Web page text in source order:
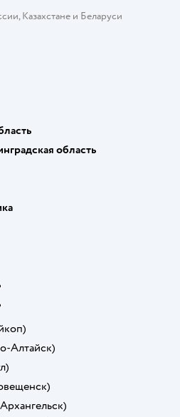
,Казахстанеи Беларуси
область
Алтайск)